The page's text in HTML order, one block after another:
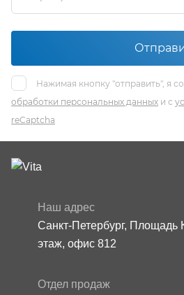
Нажимая кнопку "отправить", я
обработки персональных данных и с
reCaptcha
Наш адрес
Санкт-Петербург, Площадь
этаж, офис 812
Отдел продаж